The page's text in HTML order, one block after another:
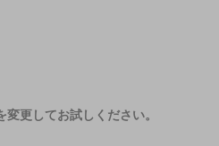
変更してお試しください。